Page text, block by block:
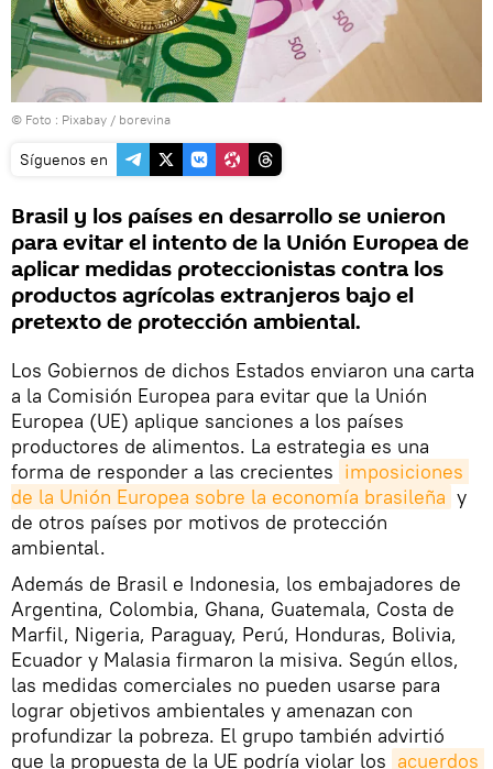
© Foto : Pixabay / borevina
Síguenos en
Brasil y los países en desarrollo se unieron
para evitar el intento de la Unión Europea de
aplicar medidas proteccionistas contra los
productos agrícolas extranjeros bajo el
pretexto de protección ambiental.
Los Gobiernos de dichos Estados enviaron una carta
a la Comisión Europea para evitar que la Unión
Europea (UE) aplique sanciones a los países
productores de alimentos. La estrategia es una
forma de responder a las crecientes imposiciones
de la Unión Europea sobre la economía brasileña y
de otros países por motivos de protección
ambiental.
Además de Brasil e Indonesia, los embajadores de
Argentina, Colombia, Ghana, Guatemala, Costa de
Marfil, Nigeria, Paraguay, Perú, Honduras, Bolivia,
Ecuador y Malasia firmaron la misiva. Según ellos,
las medidas comerciales no pueden usarse para
lograr objetivos ambientales y amenazan con
profundizar la pobreza. El grupo también advirtió
que la propuesta de la UE podría violar los acuerdos